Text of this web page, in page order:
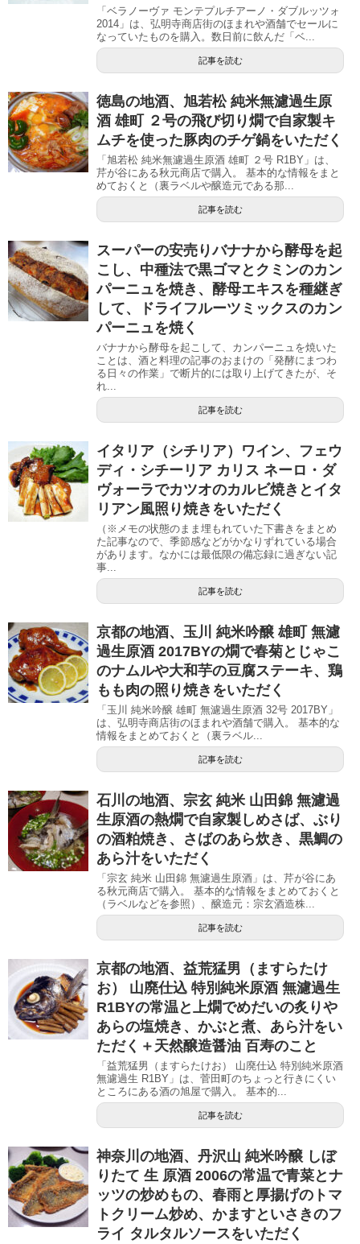
「ベラノーヴァ モンテプルチアーノ・ダブルッツォ
2014」は、弘明寺商店街のほまれや酒舗でセールに
なっていたものを購入。数日前に飲んだ「ベ...
記事を読む
徳島の地酒、旭若松 純米無濾過生原
酒 雄町 ２号の飛び切り燗で自家製キ
ムチを使った豚肉のチゲ鍋をいただく
「旭若松 純米無濾過生原酒 雄町 ２号 R1BY」は、
芹が谷にある秋元商店で購入。 基本的な情報をまと
めておくと（裏ラベルや醸造元である那...
記事を読む
スーパーの安売りバナナから酵母を起
こし、中種法で黒ゴマとクミンのカン
パーニュを焼き、酵母エキスを種継ぎ
して、ドライフルーツミックスのカン
パーニュを焼く
バナナから酵母を起こして、カンパーニュを焼いた
ことは、酒と料理の記事のおまけの「発酵にまつわ
る日々の作業」で断片的には取り上げてきたが、そ
れ...
記事を読む
イタリア（シチリア）ワイン、フェウ
ディ・シチーリア カリス ネーロ・ダ
ヴォーラでカツオのカルビ焼きとイタ
リアン風照り焼きをいただく
（※メモの状態のまま埋もれていた下書きをまとめ
た記事なので、季節感などがかなりずれている場合
があります。なかには最低限の備忘録に過ぎない記
事...
記事を読む
京都の地酒、玉川 純米吟醸 雄町 無濾
過生原酒 2017BYの燗で春菊とじゃこ
のナムルや大和芋の豆腐ステーキ、鶏
もも肉の照り焼きをいただく
「玉川 純米吟醸 雄町 無濾過生原酒 32号 2017BY」
は、弘明寺商店街のほまれや酒舗で購入。 基本的な
情報をまとめておくと（裏ラベル...
記事を読む
石川の地酒、宗玄 純米 山田錦 無濾過
生原酒の熱燗で自家製しめさば、ぶり
の酒粕焼き、さばのあら炊き、黒鯛の
あら汁をいただく
「宗玄 純米 山田錦 無濾過生原酒」は、芹が谷にあ
る秋元商店で購入。 基本的な情報をまとめておくと
（ラベルなどを参照）、醸造元：宗玄酒造株...
記事を読む
京都の地酒、益荒猛男（ますらたけ
お） 山廃仕込 特別純米原酒 無濾過生
R1BYの常温と上燗でめだいの炙りや
あらの塩焼き、かぶと煮、あら汁をい
ただく＋天然醸造醤油 百寿のこと
「益荒猛男（ますらたけお） 山廃仕込 特別純米原酒
無濾過生 R1BY」は、菅田町のちょっと行きにくい
ところにある酒の旭屋で購入。 基本的...
記事を読む
神奈川の地酒、丹沢山 純米吟醸 しぼ
りたて 生 原酒 2006の常温で青菜とナ
ッツの炒めもの、春雨と厚揚げのトマ
トクリーム炒め、かますといさきのフ
ライ タルタルソースをいただく